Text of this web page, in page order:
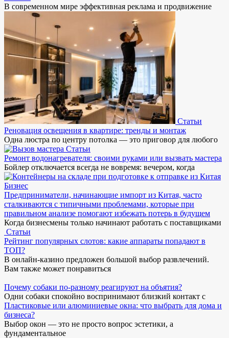
В современном мире эффективная реклама и продвижение
Статьи
Реновация освещения в квартире: тренды и монтаж
Одна люстра по центру потолка — это приговор для любого
Статьи
Ремонт водонагревателя: своими руками или вызвать мастера
Бойлер отключается всегда не вовремя: вечером, когда
Бизнес
Предприниматели, начинающие импорт из Китая, часто
сталкиваются с типичными проблемами, которые при
правильном анализе помогают избежать потерь в будущем
Когда бизнесмены только начинают работать с поставщиками
Статьи
Рейтинг популярных слотов: какие аппараты попадают в
ТОП?
В онлайн-казино предложен большой выбор развлечений.
Вам также может понравиться
Почему собаки по-разному реагируют на объятия?
Одни собаки спокойно воспринимают близкий контакт с
Пластиковые или алюминиевые окна: что выбрать для дома и
бизнеса?
Выбор окон — это не просто вопрос эстетики, а
фундаментальное